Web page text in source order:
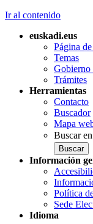
Ir al contenido
euskadi.eus
Página
Temas
Gobierno
Trámites
Herramientas
Contacto
Buscador
Mapa
Buscar
Información
Política
Sede
Idioma